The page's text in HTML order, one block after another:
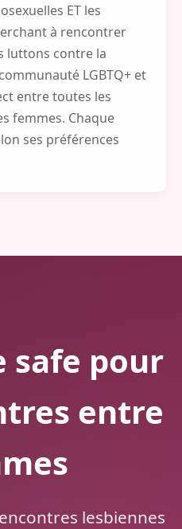
ET les
à rencontrer
luttons contre la
LGBTQ+ et
entre toutes les
femmes. Chaque
ses préférences
safe pour
entre
lesbiennes